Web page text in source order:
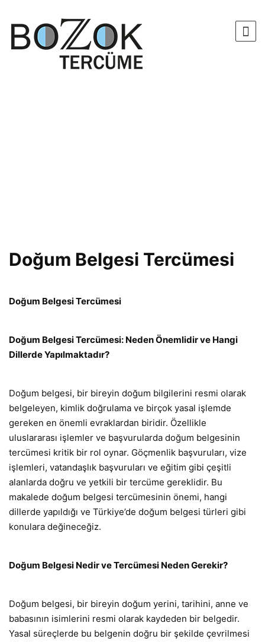
Doğum Belgesi Tercümesi
Doğum Belgesi Tercümesi
Doğum Belgesi Tercümesi: Neden Önemlidir ve Hangi
Dillerde Yapılmaktadır?
Doğum belgesi, bir bireyin doğum bilgilerini resmi olarak
belgeleyen, kimlik doğrulama ve birçok yasal işlemde
gereken en önemli evraklardan biridir. Özellikle
uluslararası işlemler ve başvurularda doğum belgesinin
tercümesi kritik bir rol oynar. Göçmenlik başvuruları, vize
işlemleri, vatandaşlık başvuruları ve eğitim gibi çeşitli
alanlarda doğru ve yetkili bir tercüme gereklidir. Bu
makalede doğum belgesi tercümesinin önemi, hangi
dillerde yapıldığı ve Türkiye’de doğum belgesi türleri gibi
konulara değineceğiz.
Doğum Belgesi Nedir ve Tercümesi Neden Gerekir?
Doğum belgesi, bir bireyin doğum yerini, tarihini, anne ve
babasının isimlerini resmi olarak kaydeden bir belgedir.
Yasal süreçlerde bu belgenin doğru bir şekilde çevrilmesi